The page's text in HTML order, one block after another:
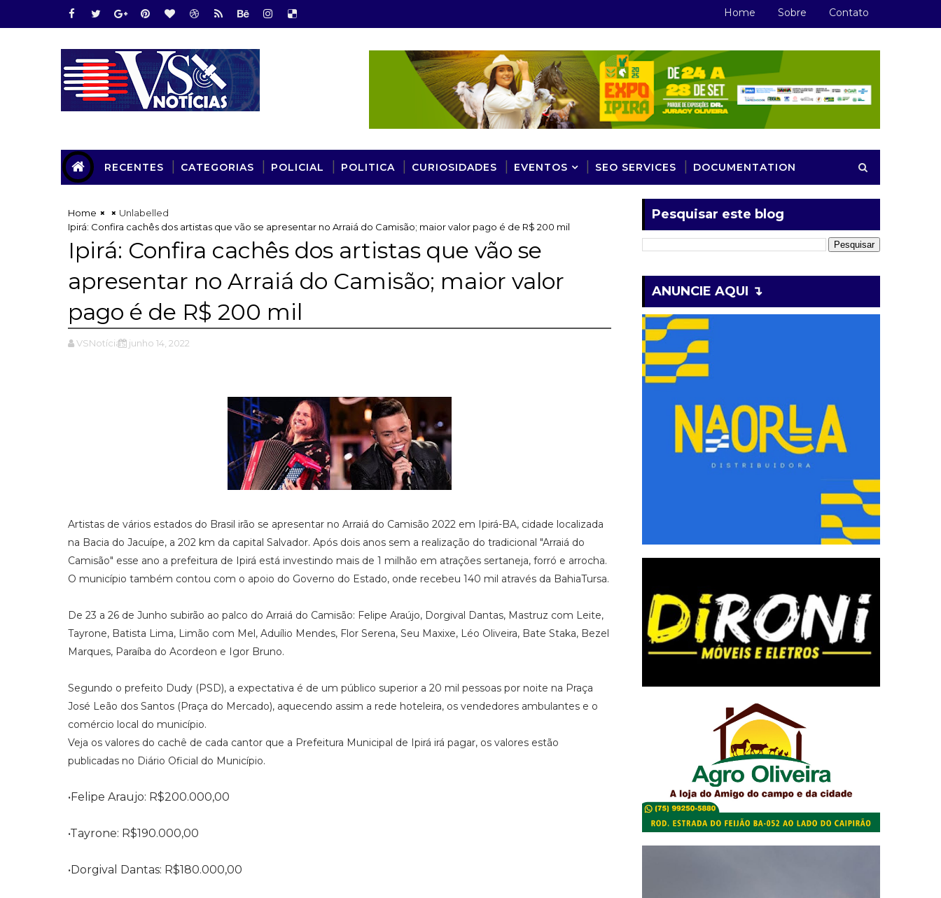
Home Sobre Contato
RECENTES CATEGORIAS POLICIAL POLITICA CURIOSIDADES EVENTOS SEO SERVICES DOCUMENTATION
Home
Unlabelled
Ipirá: Confira cachês dos artistas que vão se apresentar no Arraiá do Camisão; maior valor pago é de R$ 200 mil
Ipirá: Confira cachês dos artistas que vão se
apresentar no Arraiá do Camisão; maior valor
pago é de R$ 200 mil
VSNotícias junho 14, 2022
Artistas de vários estados do Brasil irão se apresentar no Arraiá do Camisão 2022 em Ipirá-BA, cidade localizada
na Bacia do Jacuípe, a 202 km da capital Salvador. Após dois anos sem a realização do tradicional "Arraiá do
Camisão" esse ano a prefeitura de Ipirá está investindo mais de 1 milhão em atrações sertaneja, forró e arrocha.
O município também contou com o apoio do Governo do Estado, onde recebeu 140 mil através da BahiaTursa.
De 23 a 26 de Junho subirão ao palco do Arraiá do Camisão: Felipe Araújo, Dorgival Dantas, Mastruz com Leite,
Tayrone, Batista Lima, Limão com Mel, Aduílio Mendes, Flor Serena, Seu Maxixe, Léo Oliveira, Bate Staka, Bezel
Marques, Paraíba do Acordeon e Igor Bruno.
Segundo o prefeito Dudy (PSD), a expectativa é de um público superior a 20 mil pessoas por noite na Praça
José Leão dos Santos (Praça do Mercado), aquecendo assim a rede hoteleira, os vendedores ambulantes e o
comércio local do município.
Veja os valores do cachê de cada cantor que a Prefeitura Municipal de Ipirá irá pagar, os valores estão
publicadas no Diário Oficial do Município.
•Felipe Araujo: R$200.000,00
•Tayrone: R$190.000,00
•Dorgival Dantas: R$180.000,00
Pesquisar este blog
ANUNCIE AQUI ↴